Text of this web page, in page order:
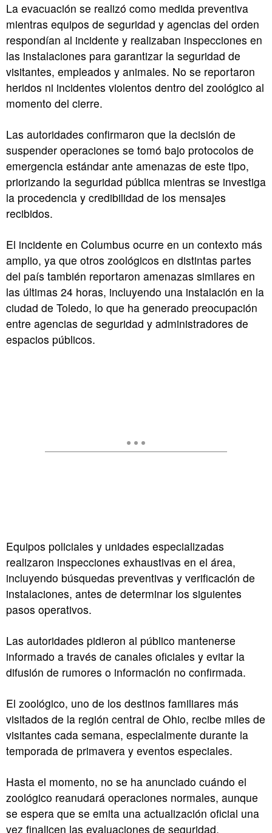
La evacuación se realizó como medida preventiva
mientras equipos de seguridad y agencias del orden
respondían al incidente y realizaban inspecciones en
las instalaciones para garantizar la seguridad de
visitantes, empleados y animales. No se reportaron
heridos ni incidentes violentos dentro del zoológico al
momento del cierre.
Las autoridades confirmaron que la decisión de
suspender operaciones se tomó bajo protocolos de
emergencia estándar ante amenazas de este tipo,
priorizando la seguridad pública mientras se investiga
la procedencia y credibilidad de los mensajes
recibidos.
El incidente en Columbus ocurre en un contexto más
amplio, ya que otros zoológicos en distintas partes
del país también reportaron amenazas similares en
las últimas 24 horas, incluyendo una instalación en la
ciudad de Toledo, lo que ha generado preocupación
entre agencias de seguridad y administradores de
espacios públicos.
Equipos policiales y unidades especializadas
realizaron inspecciones exhaustivas en el área,
incluyendo búsquedas preventivas y verificación de
instalaciones, antes de determinar los siguientes
pasos operativos.
Las autoridades pidieron al público mantenerse
informado a través de canales oficiales y evitar la
difusión de rumores o información no confirmada.
El zoológico, uno de los destinos familiares más
visitados de la región central de Ohio, recibe miles de
visitantes cada semana, especialmente durante la
temporada de primavera y eventos especiales.
Hasta el momento, no se ha anunciado cuándo el
zoológico reanudará operaciones normales, aunque
se espera que se emita una actualización oficial una
vez finalicen las evaluaciones de seguridad.